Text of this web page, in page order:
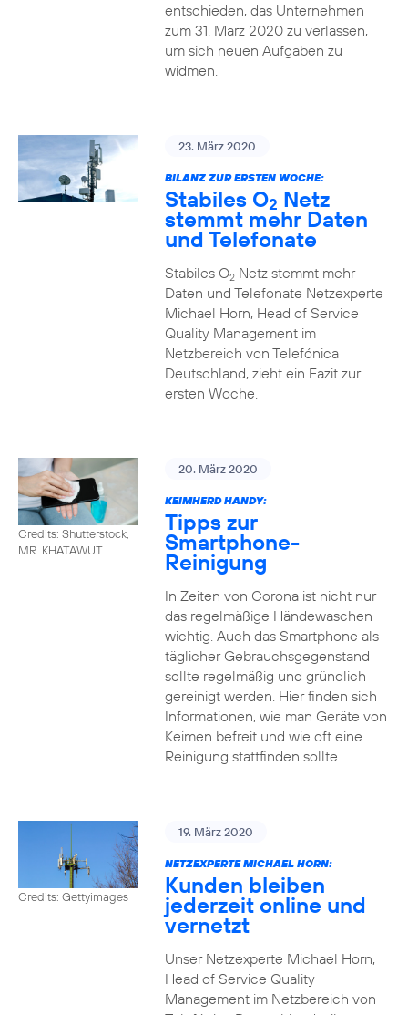
entschieden, das Unternehmen
zum 31. März 2020 zu verlassen,
um sich neuen Aufgaben zu
widmen.
23. März 2020
BILANZ ZUR ERSTEN WOCHE:
Stabiles O2 Netz
stemmt mehr Daten
und Telefonate
Stabiles O2Netz stemmt mehr
Daten und Telefonate Netzexperte
Michael Horn, Head of Service
Quality Management im
Netzbereich von Telefónica
Deutschland, zieht ein Fazit zur
ersten Woche.
Credits: Shutterstock,
MR. KHATAWUT
20. März 2020
KEIMHERD HANDY:
Tipps zur
Smartphone-
Reinigung
In Zeiten von Corona ist nicht nur
das regelmäßige Händewaschen
wichtig. Auch das Smartphone als
täglicher Gebrauchsgegenstand
sollte regelmäßig und gründlich
gereinigt werden. Hier finden sich
Informationen, wie man Geräte von
Keimen befreit und wie oft eine
Reinigung stattfinden sollte.
Credits: Gettyimages
19. März 2020
NETZEXPERTE MICHAEL HORN:
Kunden bleiben
jederzeit online und
vernetzt
Unser Netzexperte Michael Horn,
Head of Service Quality
Management im Netzbereich von